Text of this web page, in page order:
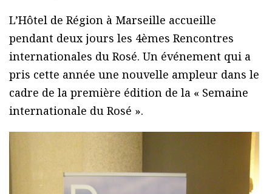
L’Hôtel de Région à Marseille accueille
pendant deux jours les 4èmes Rencontres
internationales du Rosé. Un événement qui a
pris cette année une nouvelle ampleur dans le
cadre de la première édition de la « Semaine
internationale du Rosé ».